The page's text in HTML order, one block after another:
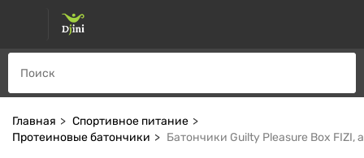
Главная
Спортивное питание
Протеиновые батончики
Батончики Guilty Pleasure Box FIZI,